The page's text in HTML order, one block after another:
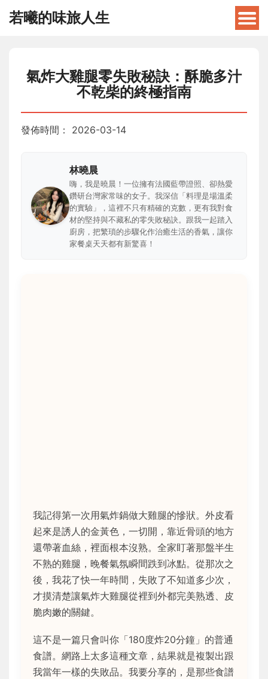
若曦的味旅人生
氣炸大雞腿零失敗秘訣：酥脆多汁
不乾柴的終極指南
發佈時間： 2026-03-14
林曉晨
嗨，我是曉晨！一位擁有法國藍帶證照、卻熱愛
鑽研台灣家常味的女子。我深信「料理是場溫柔
的實驗」，這裡不只有精確的克數，更有我對食
材的堅持與不藏私的零失敗秘訣。跟我一起踏入
廚房，把繁瑣的步驟化作治癒生活的香氣，讓你
家餐桌天天都有新驚喜！
我記得第一次用氣炸鍋做大雞腿的慘狀。外皮看
起來是誘人的金黃色，一切開，靠近骨頭的地方
還帶著血絲，裡面根本沒熟。全家盯著那盤半生
不熟的雞腿，晚餐氣氛瞬間跌到冰點。從那次之
後，我花了快一年時間，失敗了不知道多少次，
才摸清楚讓氣炸大雞腿從裡到外都完美熟透、皮
脆肉嫩的關鍵。
這不是一篇只會叫你「180度炸20分鐘」的普通
食譜。網路上太多這種文章，結果就是複製出跟
我當年一樣的失敗品。我要分享的，是那些食譜